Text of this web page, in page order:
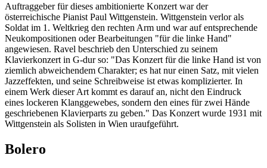
Auftraggeber für dieses ambitionierte Konzert war der
österreichische Pianist Paul Wittgenstein. Wittgenstein verlor als
Soldat im 1. Weltkrieg den rechten Arm und war auf entsprechende
Neukompositionen oder Bearbeitungen "für die linke Hand"
angewiesen. Ravel beschrieb den Unterschied zu seinem
Klavierkonzert in G-dur so: "Das Konzert für die linke Hand ist von
ziemlich abweichendem Charakter; es hat nur einen Satz, mit vielen
Jazzeffekten, und seine Schreibweise ist etwas komplizierter. In
einem Werk dieser Art kommt es darauf an, nicht den Eindruck
eines lockeren Klanggewebes, sondern den eines für zwei Hände
geschriebenen Klavierparts zu geben." Das Konzert wurde 1931 mit
Wittgenstein als Solisten in Wien uraufgeführt.
Bolero